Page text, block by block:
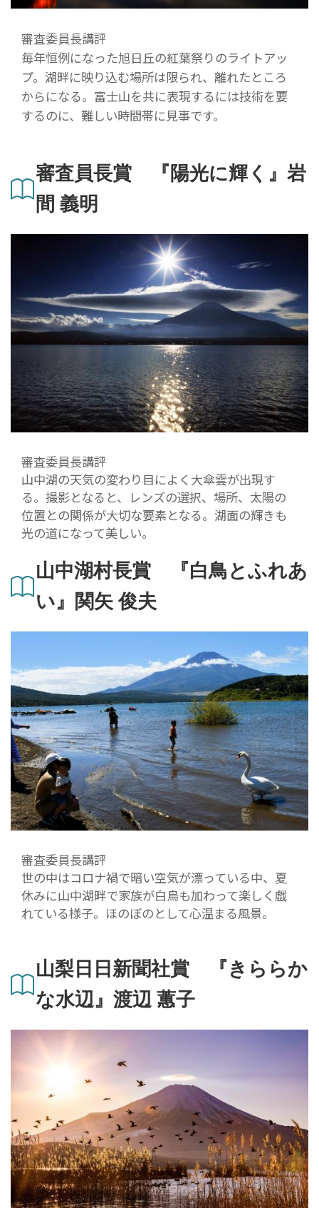
審査委員長講評
毎年恒例になった旭日丘の紅葉祭りのライトアッ
プ。湖畔に映り込む場所は限られ、離れたところ
からになる。富士山を共に表現するには技術を要
するのに、難しい時間帯に見事です。
審査員長賞 『陽光に輝く』岩
間 義明
審査委員長講評
山中湖の天気の変わり目によく大傘雲が出現す
る。撮影となると、レンズの選択、場所、太陽の
位置との関係が大切な要素となる。湖面の輝きも
光の道になって美しい。
山中湖村長賞 『白鳥とふれあ
い』関矢 俊夫
審査委員長講評
世の中はコロナ禍で暗い空気が漂っている中、夏
休みに山中湖畔で家族が白鳥も加わって楽しく戯
れている様子。ほのぼのとして心温まる風景。
山梨日日新聞社賞 『きららか
な水辺』渡辺 蕙子